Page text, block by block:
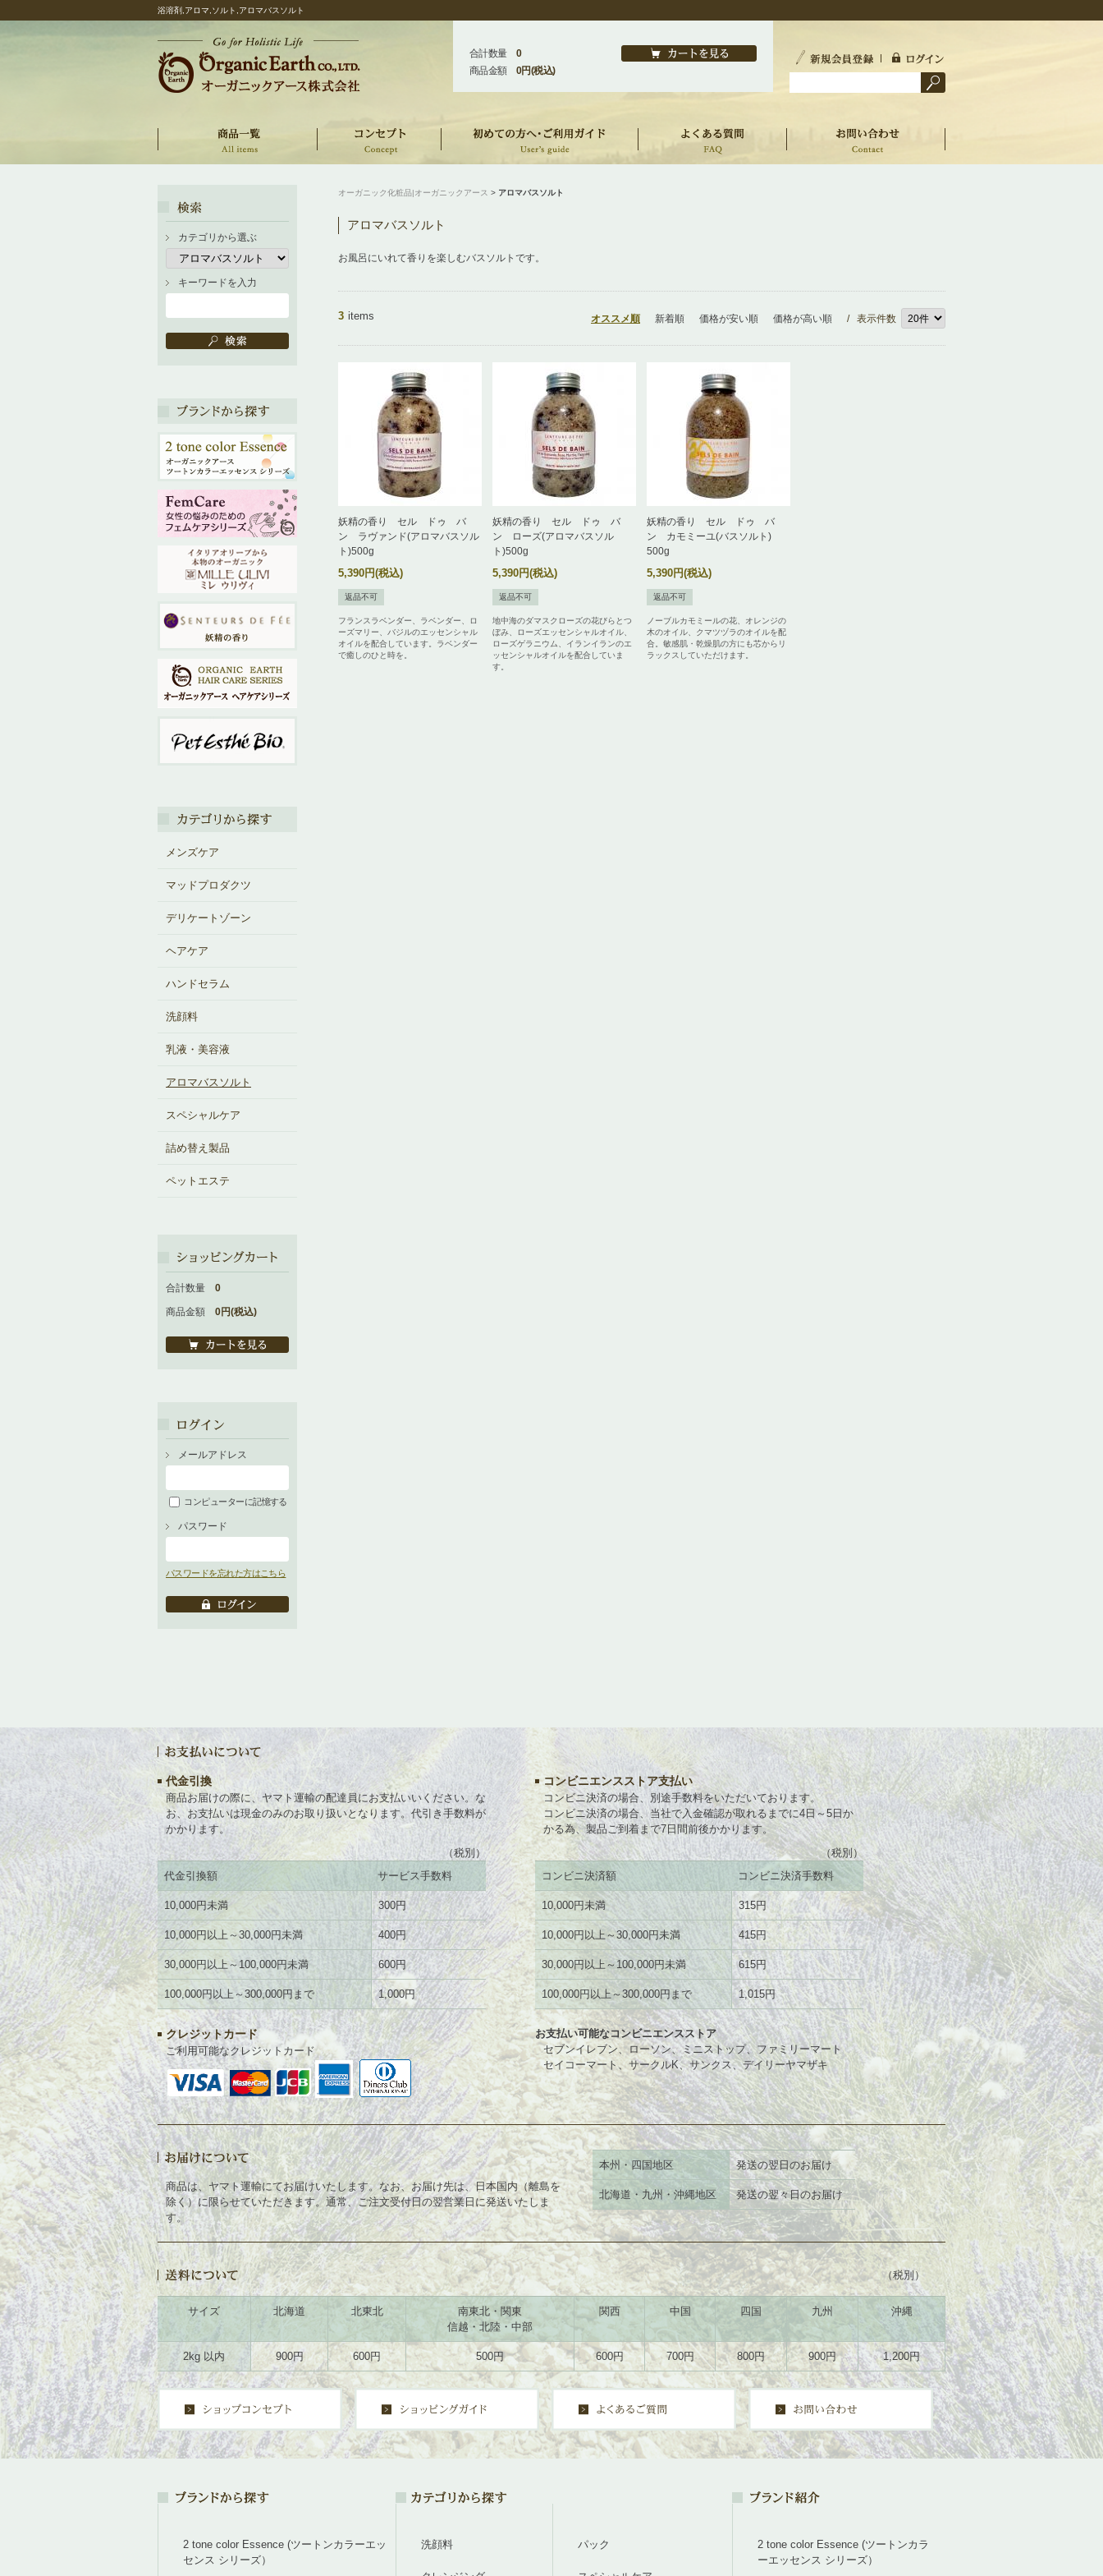
浴溶剤,アロマ,ソルト,アロマバスソルト
合計数量 0
商品金額 0円(税込)
カテゴリから選ぶ
キーワードを入力
メンズケア
マッドプロダクツ
デリケートゾーン
ヘアケア
ハンドセラム
洗顔料
乳液・美容液
アロマバスソルト
スペシャルケア
詰め替え製品
ペットエステ
合計数量 0
商品金額 0円(税込)
メールアドレス
コンピューターに記憶する
パスワード
パスワードを忘れた方はこちら
オーガニック化粧品|オーガニックアース > アロマバスソルト
アロマバスソルト
お風呂にいれて香りを楽しむバスソルトです。
3 items オススメ順 新着順 価格が安い順 価格が高い順 / 表示件数
妖精の香り セル ドゥ バ
ン ラヴァンド(アロマバスソル
ト)500g
5,390円(税込)
返品不可
フランスラベンダー、ラベンダー、ロ
ーズマリー、バジルのエッセンシャル
オイルを配合しています。ラベンダー
で癒しのひと時を。
妖精の香り セル ドゥ バ
ン ローズ(アロマバスソル
ト)500g
5,390円(税込)
返品不可
地中海のダマスクローズの花びらとつ
ぼみ、ローズエッセンシャルオイル、
ローズゲラニウム、イランイランのエ
ッセンシャルオイルを配合していま
す。
妖精の香り セル ドゥ バ
ン カモミーユ(バスソルト)
500g
5,390円(税込)
返品不可
ノーブルカモミールの花、オレンジの
木のオイル、クマツヅラのオイルを配
合。敏感肌・乾燥肌の方にも芯からリ
ラックスしていただけます。
代金引換
商品お届けの際に、ヤマト運輸の配達員にお支払いいください。な
お、お支払いは現金のみのお取り扱いとなります。代引き手数料が
かかります。
（税別）
代金引換額
サービス手数料
10,000円未満 300円
10,000円以上～30,000円未満 400円
30,000円以上～100,000円未満 600円
100,000円以上～300,000円まで 1,000円
クレジットカード
ご利用可能なクレジットカード
コンビニエンスストア支払い
コンビニ決済の場合、別途手数料をいただいております。
コンビニ決済の場合、当社で入金確認が取れるまでに4日～5日か
かる為、製品ご到着まで7日間前後かかります。
（税別）
コンビニ決済額
コンビニ決済手数料
10,000円未満 315円
10,000円以上～30,000円未満 415円
30,000円以上～100,000円未満 615円
100,000円以上～300,000円まで 1,015円
お支払い可能なコンビニエンスストア
セブンイレブン、ローソン、ミニストップ、ファミリーマート
セイコーマート、サークルK、サンクス、デイリーヤマザキ
商品は、ヤマト運輸にてお届けいたします。なお、お届け先は、日本国内（離島を
除く）に限らせていただきます。通常、ご注文受付日の翌営業日に発送いたしま
す。
本州・四国地区 発送の翌日のお届け
北海道・九州・沖縄地区 発送の翌々日のお届け
（税別）
サイズ 北海道 北東北
南東北・関東
信越・北陸・中部
関西 中国 四国 九州 沖縄
2kg 以内 900円 600円 500円 600円 700円 800円 900円 1,200円
2 tone color Essence (ツートンカラーエッ
センス シリーズ）
洗顔料 パック
2 tone color Essence (ツートンカラ
ーエッセンス シリーズ）